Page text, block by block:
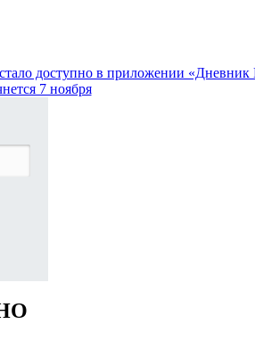
доступно в приложении
7 ноября